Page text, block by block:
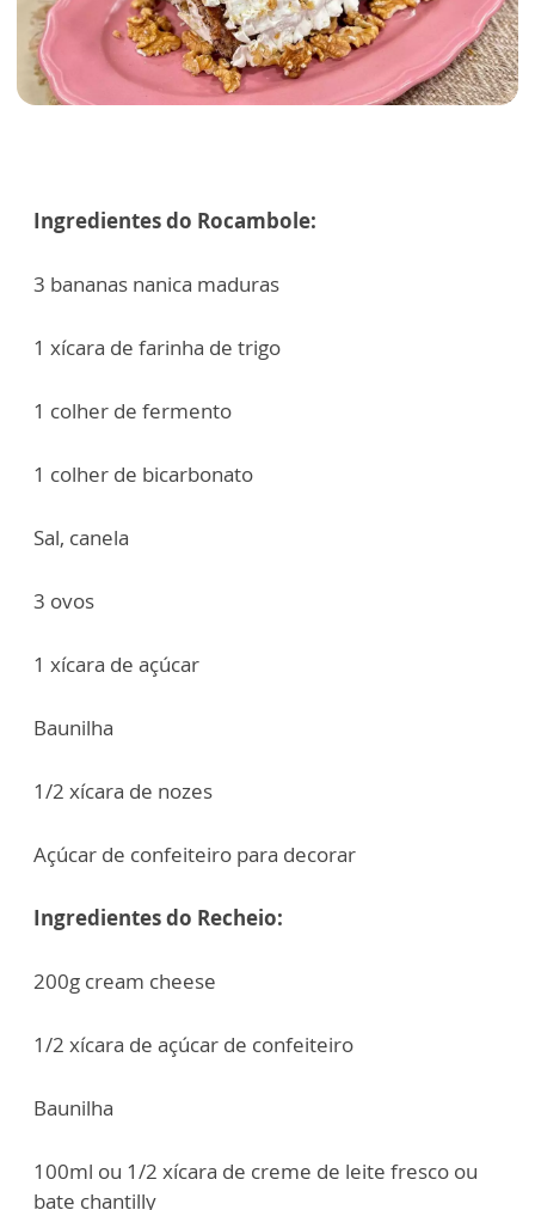
Ingredientes do Rocambole:
3 bananas nanica maduras
1 xícara de farinha de trigo
1 colher de fermento
1 colher de bicarbonato
Sal, canela
3 ovos
1 xícara de açúcar
Baunilha
1/2 xícara de nozes
Açúcar de confeiteiro para decorar
Ingredientes do Recheio:
200g cream cheese
1/2 xícara de açúcar de confeiteiro
Baunilha
100ml ou 1/2 xícara de creme de leite fresco ou
bate chantilly